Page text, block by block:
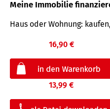
Meine Immobilie
Haus oder Wohnung:
16,90 €
13,99 €